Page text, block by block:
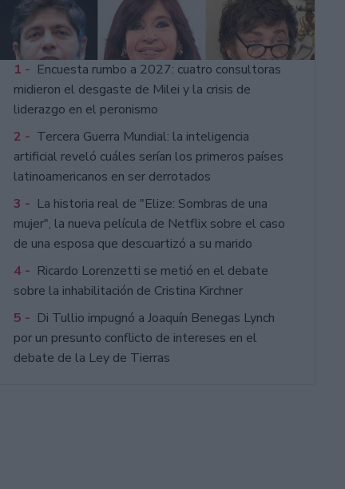
1 - Encuesta rumbo a 2027: cuatro consultoras
midieron el desgaste de Milei y la crisis de
liderazgo en el peronismo
2 - Tercera Guerra Mundial: la inteligencia
artificial reveló cuáles serían los primeros países
latinoamericanos en ser derrotados
3 - La historia real de "Elize: Sombras de una
mujer", la nueva película de Netflix sobre el caso
de una esposa que descuartizó a su marido
4 - Ricardo Lorenzetti se metió en el debate
sobre la inhabilitación de Cristina Kirchner
5 - Di Tullio impugnó a Joaquín Benegas Lynch
por un presunto conflicto de intereses en el
debate de la Ley de Tierras